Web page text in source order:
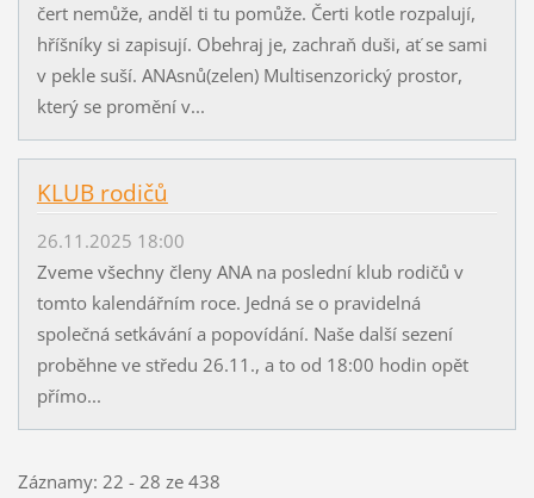
čert nemůže, anděl ti tu pomůže. Čerti kotle rozpalují,
hříšníky si zapisují. Obehraj je, zachraň duši, ať se sami
v pekle suší. ANAsnů(zelen) Multisenzorický prostor,
který se promění v...
KLUB rodičů
26.11.2025 18:00
Zveme všechny členy ANA na poslední klub rodičů v
tomto kalendářním roce. Jedná se o pravidelná
společná setkávání a popovídání. Naše další sezení
proběhne ve středu 26.11., a to od 18:00 hodin opět
přímo...
Záznamy: 22 - 28 ze 438